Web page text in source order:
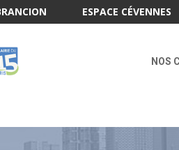
ESPACE CÉVENNES
NOS